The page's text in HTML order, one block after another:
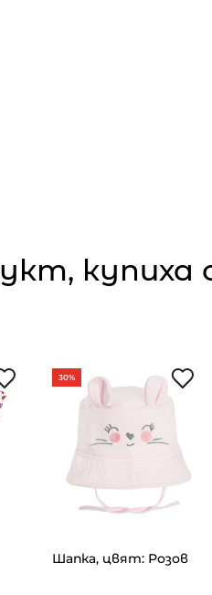
купиха
30%
Шапка, цвят: Розов